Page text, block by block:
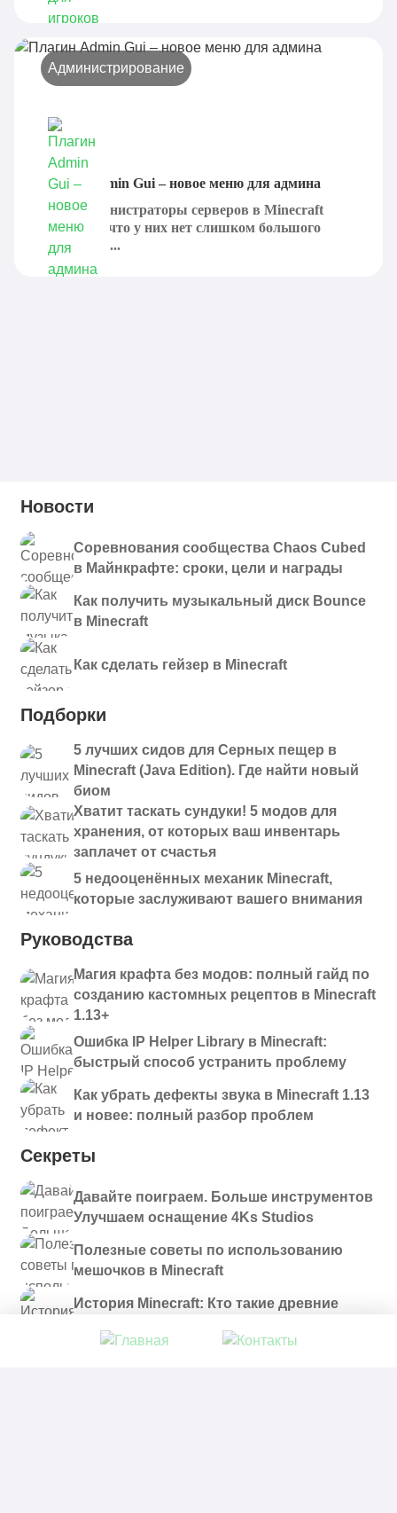
Администрирование
Плагин Admin Gui – новое меню для админа
Часто администраторы серверов в Minecraft
понимают, что у них нет слишком большого
количества...
Новости
Соревнования сообщества Chaos Cubed
в Майнкрафте: сроки, цели и награды
Как получить музыкальный диск Bounce
в Minecraft
Как сделать гейзер в Minecraft
Подборки
5 лучших сидов для Серных пещер в
Minecraft (Java Edition). Где найти новый
биом
Хватит таскать сундуки! 5 модов для
хранения, от которых ваш инвентарь
заплачет от счастья
5 недооценённых механик Minecraft,
которые заслуживают вашего внимания
Руководства
Магия крафта без модов: полный гайд по
созданию кастомных рецептов в Minecraft
1.13+
Ошибка IP Helper Library в Minecraft:
быстрый способ устранить проблему
Как убрать дефекты звука в Minecraft 1.13
и новее: полный разбор проблем
Секреты
Давайте поиграем. Больше инструментов
Улучшаем оснащение 4Ks Studios
Полезные советы по использованию
мешочков в Minecraft
История Minecraft: Кто такие древние